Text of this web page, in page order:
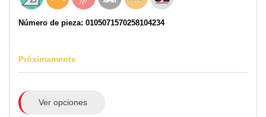
Número de pieza: 0105071570258104234
Próximamente
Ver opciones